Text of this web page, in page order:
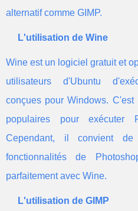
alternatif comme GIMP.
L'utilisation de Wine
Wine est un logiciel gratuit et
utilisateurs d'Ubuntu
conçues pour Windows.
populaires pour exécuter
Cependant, il convient
fonctionnalités de
parfaitement avec Wine.
L'utilisation de GIMP